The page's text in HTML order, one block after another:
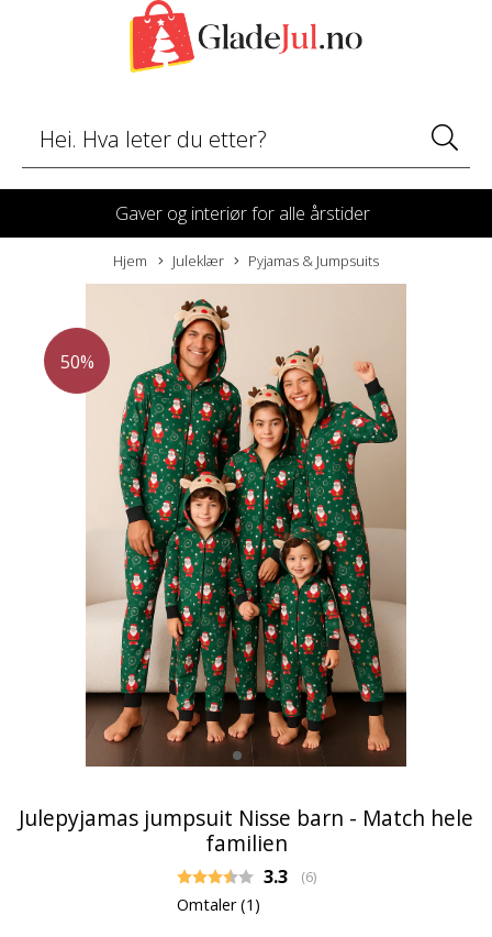
Gaver og interiør for alle årstider
Hjem Juleklær Pyjamas & Jumpsuits
50%
Julepyjamas jumpsuit Nisse barn - Match hele
familien
Gjennomsnittskarakter:
3.3 (stemmer:
6)
Omtaler (1 )